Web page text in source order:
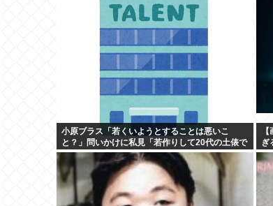
小原ブラス「若くいようとすることは悪いこ
と？」問いかけに私見「若作りして20代の土俵で
戦おうとし出すとクソ痛いヤツに…」
ぎ